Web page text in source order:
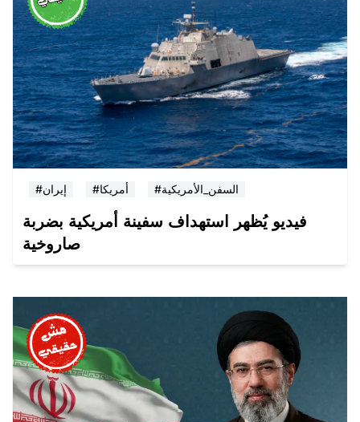
#إيران #أمريكا #السفن_الأمريكية
فيديو يُظهر استهداف سفينة أمريكية بضربة
صاروخية